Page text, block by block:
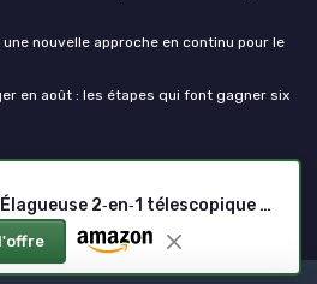
Tronçonneuse/Élagueuse 2‑en‑1 télescopique 8 pouces — 4,8 m — Batterie 8000 mAh
nouvelle approche en continu pour le
en août : les étapes qui font gagner six